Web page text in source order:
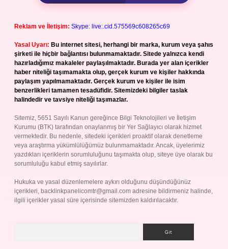
Reklam ve İletişim: Skype: live:.cid.575569c608265c69
Yasal Uyarı: Bu internet sitesi, herhangi bir marka, kurum veya şahıs
şirketi ile hiçbir bağlantısı bulunmamaktadır. Sitede yalnızca kendi
hazırladığımız makaleler paylaşılmaktadır. Burada yer alan içerikler
haber niteliği taşımamakta olup, gerçek kurum ve kişiler hakkında
paylaşım yapılmamaktadır. Gerçek kurum ve kişiler ile isim
benzerlikleri tamamen tesadüfidir. Sitemizdeki bilgiler taslak
halindedir ve tavsiye niteliği taşımazlar.
Sitemiz, 5651 Sayılı Kanun gereğince Bilgi Teknolojileri ve İletişim
Kurumu (BTK) tarafından onaylanmış bir Yer Sağlayıcı olarak hizmet
vermektedir. Bu nedenle, sitedeki içerikleri proaktif olarak denetleme
veya araştırma yükümlülüğümüz bulunmamaktadır. Ancak, üyelerimiz
yazdıkları içeriklerin sorumluluğunu taşımakta olup, siteye üye olarak bu
sorumluluğu kabul etmiş sayılırlar.
Hukuka ve yasal düzenlemelere aykırı olduğunu düşündüğünüz
içerikleri, backlinkpanelicomtr@gmail.com adresine bildirmeniz halinde,
ilgili içerikler yasal süre içerisinde sitemizden kaldırılacaktır.